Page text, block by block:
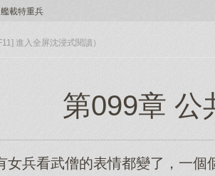
艦載特重兵
進入全屏沈浸式閱讀）
第099章 公
女兵看武僧的表情都變了，一個